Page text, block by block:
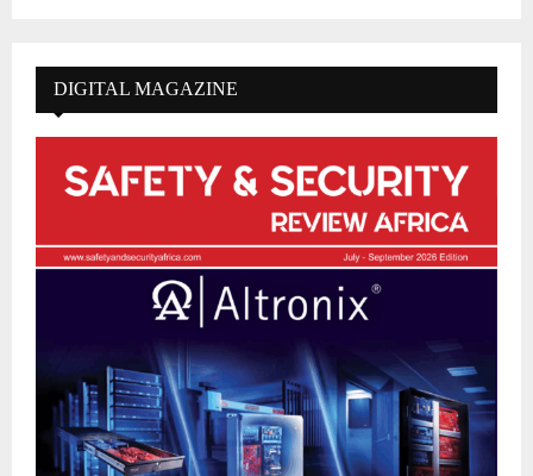
DIGITAL MAGAZINE